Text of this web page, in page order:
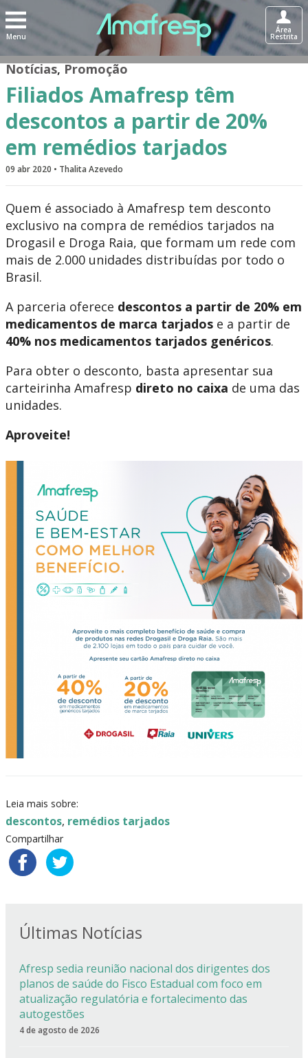
Menu
Área
Restrita
Notícias,Promoção
Filiados Amafresp têm
descontos a partir de 20%
em remédios tarjados
09 abr 2020 • Thalita Azevedo
Quem é associado à Amafresp tem desconto
exclusivo na compra de remédios tarjados na
Drogasil e Droga Raia, que formam um rede com
mais de 2.000 unidades distribuídas por todo o
Brasil.
A parceria oferece descontos a partir de 20% em
medicamentos de marca tarjados e a partir de
40% nos medicamentos tarjados genéricos.
Para obter o desconto, basta apresentar sua
carteirinha Amafresp direto no caixa de uma das
unidades.
Aproveite!
Leia mais sobre:
descontos, remédios tarjados
Compartilhar
Últimas Notícias
Afresp sedia reunião nacional dos dirigentes dos
planos de saúde do Fisco Estadual com foco em
atualização regulatória e fortalecimento das
autogestões
4 de agosto de 2026